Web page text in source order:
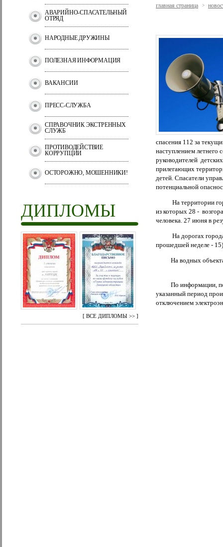
АВАРИЙНО-СПАСАТЕЛЬНЫЙ
ОТРЯД
НАРОДНЫЕ ДРУЖИНЫ
ПОЛЕЗНАЯ ИНФОРМАЦИЯ
ВАКАНСИИ
ПРЕСС-СЛУЖБА
СПРАВОЧНИК ЭКСТРЕННЫХ
СЛУЖБ
ПРОТИВОДЕЙСТВИЕ
КОРРУПЦИИ
ОСТОРОЖНО, МОШЕННИКИ!
ДИПЛОМЫ
[ ВСЕ ДИПЛОМЫ >> ]
главная страница >
спасения 112 за
наступлением летнего
руководителей
прилегающих
детей. Спасатели
потенциальной
На территории
из которых 28 -
человека. 27 июня в
На дорогах города
прошедшей неделе -
На водных объектах
По информации,
указанный период
отключением